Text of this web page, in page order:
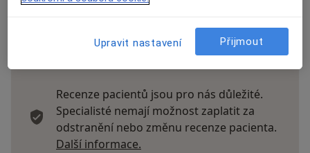
Recenze pacientů jsou pro nás důležité.
Specialisté nemají možnost zaplatit za
odstranění nebo změnu recenze pacienta.
Další informace.
Upravit nastavení Přijmout